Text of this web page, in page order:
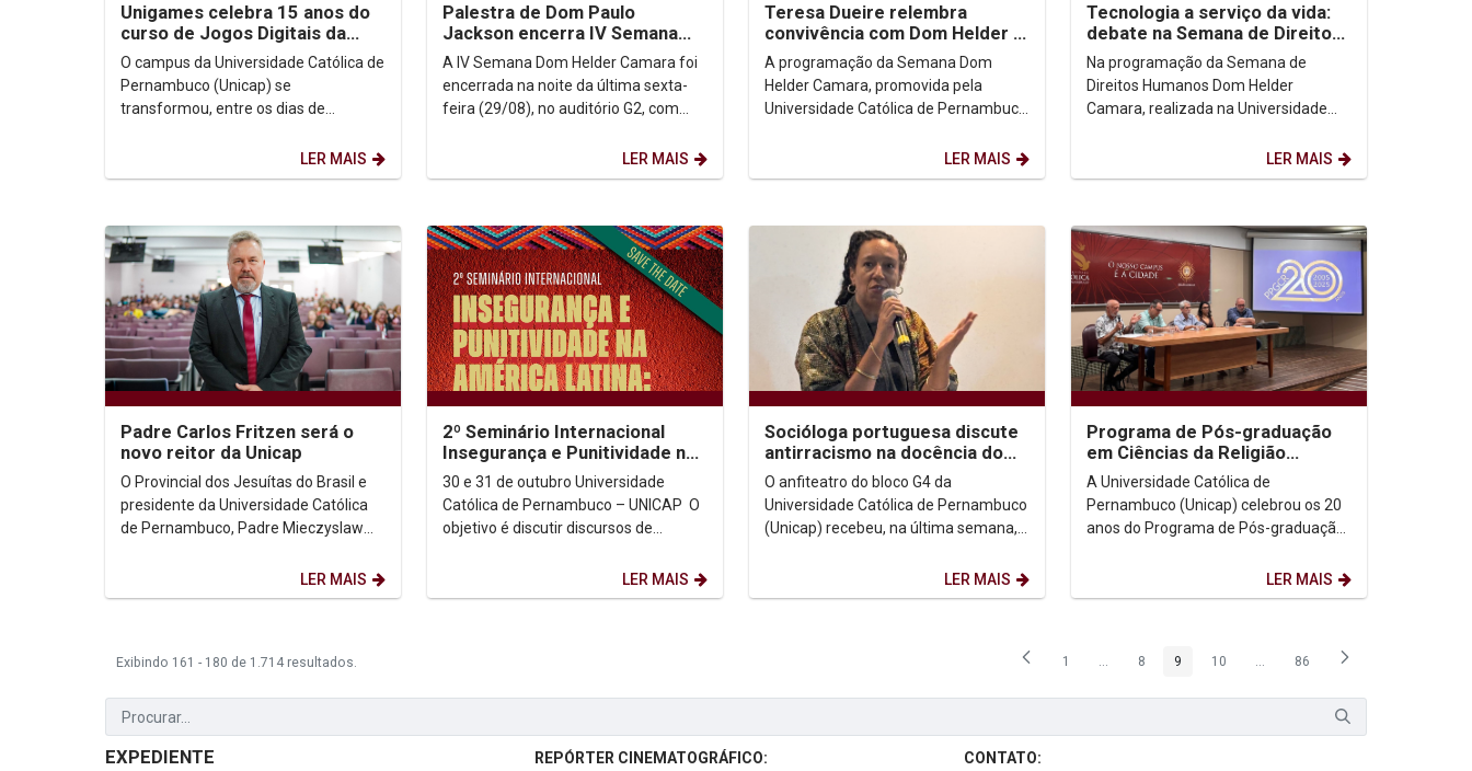
Unigames celebra 15 anos do
curso de Jogos Digitais da
Unicap
O campus da Universidade Católica de
Pernambuco (Unicap) se
transformou, entre os dias de
em um verdadeiro ponto de...LER MAIS
Palestra de Dom Paulo
Jackson encerra IV Semana
Dom Helder
A IV Semana Dom Helder Camara foi
encerrada na noite da última sexta-
feira (29/08), no auditório G2, com
LER MAIS
Teresa Dueire relembra
convivência com Dom Helder e
destaca legado da Operação
Esperança na...
A programação da Semana Dom
Helder Camara, promovida pela
Universidade Católica de Pernambuco
LER MAIS
Tecnologia a serviço da vida:
debate na Semana de Direitos
Humanos Dom Helder Camara
na Unicap...
Na programação da Semana de
Direitos Humanos Dom Helder
Camara, realizada na Universidade
evento “A Tecnologia Salvando...
LER MAIS
Padre Carlos Fritzen será o
novo reitor da Unicap
O Provincial dos Jesuítas do Brasil e
presidente da Universidade Católica
de Pernambuco, Padre Mieczyslaw
LER MAIS
2º Seminário Internacional
Insegurança e Punitividade na
América Latina:
decolonialidade e as...
30 e 31 de outubro Universidade
Católica de Pernambuco – UNICAP O
objetivo é discutir discursos de
LER MAIS
Socióloga portuguesa discute
antirracismo na docência do
Ensino Superior
O anfiteatro do bloco G4 da
Universidade Católica de Pernambuco
(Unicap) recebeu, na última semana,
LER MAIS
Programa de Pós-graduação
em Ciências da Religião
celebra 20 anos
A Universidade Católica de
Pernambuco (Unicap) celebrou os 20
anos do Programa de Pós-graduação
LER MAIS
Exibindo 161 - 180 de 1.714 resultados. Página
1 ...Páginas intermediárias Usar ABA para navegar.
Página
8 Página
9 Página
10 ...Páginas intermediárias Usar ABA
Página
86
EXPEDIENTE
REPÓRTER CINEMATOGRÁFICO:
CONTATO: